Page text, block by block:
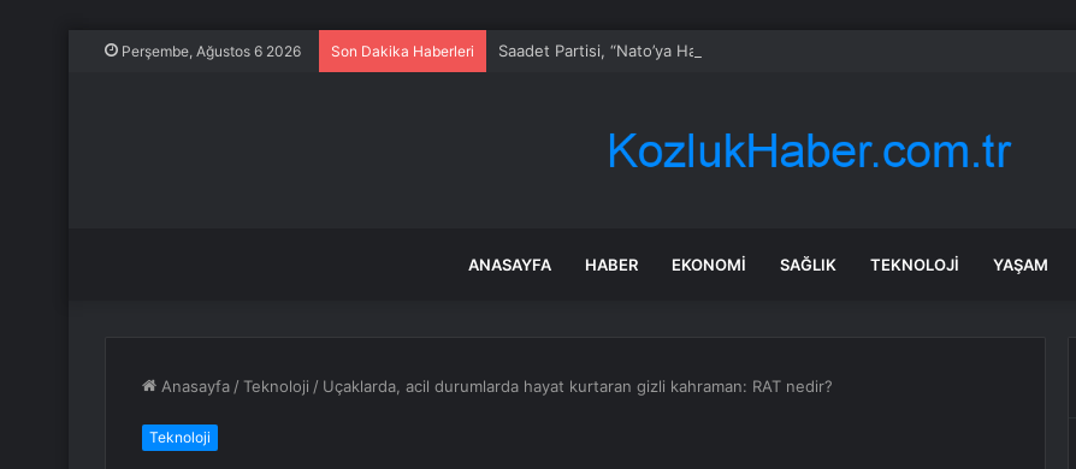
Perşembe, Ağustos 6 2026 Son Dakika Haberleri Saadet Partisi, “Nato’ya Hayır” Pankartına Verilen Para Cezasına İtiraz Edecek
ANASAYFA HABER EKONOMI SAĞLIK TEKNOLOJI YAŞAM
Anasayfa /Teknoloji / Uçaklarda, acil durumlarda hayat kurtaran gizli kahraman: RAT nedir?
Teknoloji